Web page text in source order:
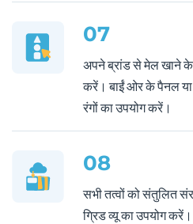
07
अपने ब्रांड से मेल खाने
करें। बाईं ओर के पैनल
रंगों का उपयोग करें।
08
सभी तत्वों को संतुलित
ग्रिड व्यू का उपयोग